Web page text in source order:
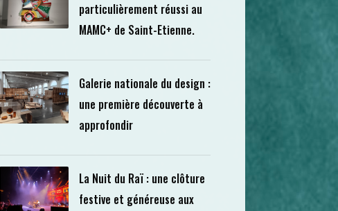
particulièrement réussi au
MAMC+ de Saint-Etienne.
Galerie nationale du design :
une première découverte à
approfondir
La Nuit du Raï : une clôture
festive et généreuse aux